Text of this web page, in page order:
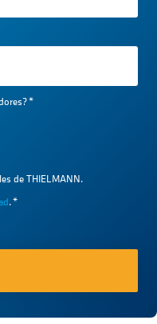
*
de THIELMANN.
.*